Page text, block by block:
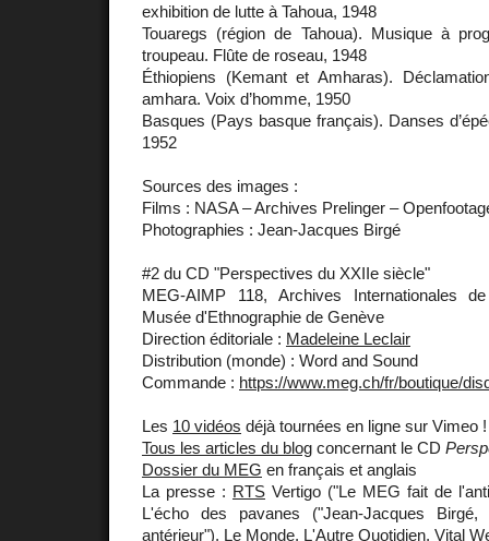
exhibition de lutte à Tahoua, 1948
Touaregs (région de Tahoua). Musique à
troupeau. Flûte de roseau, 1948
Éthiopiens (Kemant et Amharas).
amhara. Voix d’homme, 1950
Basques (Pays basque français). Danses
1952
Sources des images :
Films : NASA – Archives Prelinger –
Photographies : Jean-Jacques Birgé
#2 du CD "Perspectives du XXIIe siècle"
MEG-AIMP 118, Archives Internationales
Musée d'Ethnographie de Genève
Direction éditoriale : Madeleine Leclair
Distribution (monde) : Word and Sound
Commande : https://www.meg.ch/fr/boutique/
Les 10 vidéos déjà tournées en ligne sur Vimeo !
Tous les articles du blog concernant le CD
Dossier du MEG en français et anglais
La presse : RTS Vertigo ("Le MEG fait de
L'écho des pavanes ("Jean-Jacques Birgé,
antérieur"), Le Monde, L'Autre Quotidien, Vital